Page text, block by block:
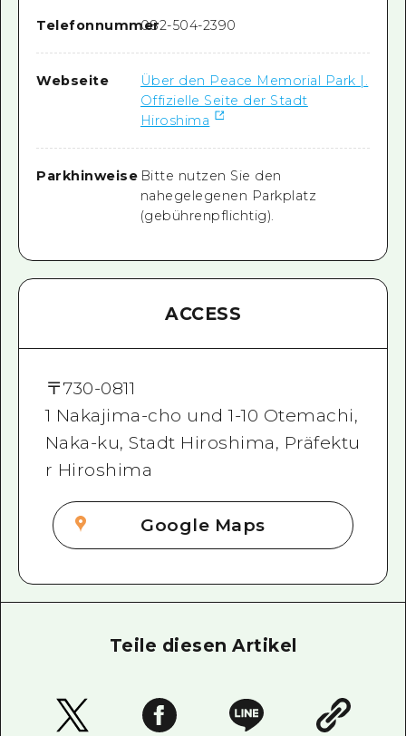
Telefonnummer082-504-2390
Webseite
Über den Peace Memorial Park |.
Offizielle Seite der Stadt
Hiroshima
Parkhinweise Bitte nutzen Sie den
nahegelegenen Parkplatz
(gebührenpflichtig).
ACCESS
〒730-0811
1 Nakajima-cho und 1-10 Otemachi,
Naka-ku, Stadt Hiroshima, Präfektu
r Hiroshima
Google Maps
Teile diesen Artikel